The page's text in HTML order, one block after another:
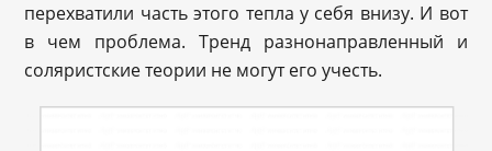
перехватили часть этого тепла у себя внизу. И вот
в чем проблема. Тренд разнонаправленный и
соляристские теории не могут его учесть.